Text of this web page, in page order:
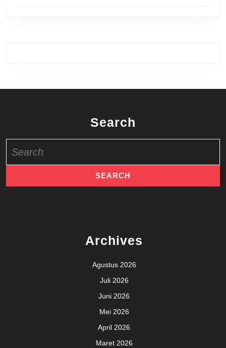
Search
for:
Archives
Agustus 2026
Juli 2026
Juni 2026
Mei 2026
April 2026
Maret 2026